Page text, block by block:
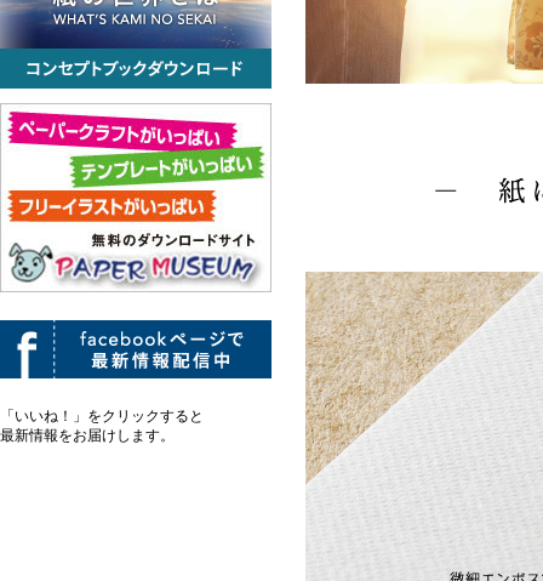
「いいね！」をクリックすると
最新情報をお届けします。